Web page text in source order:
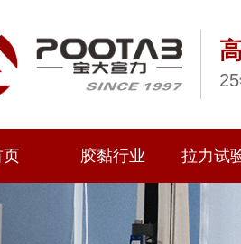
页 胶黏行业 拉力试